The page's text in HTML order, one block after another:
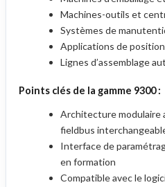
Machines-outils et
Systèmes de
Applications de
Lignes d’assemblage
Points clés de la gamme 9300 :
Architecture modulaire
fieldbus
Interface de
en formation
Compatible avec le